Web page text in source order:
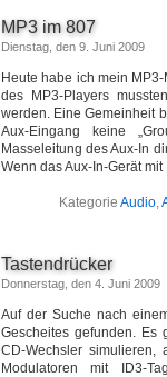
MP3 im 807
Dienstag, den 9. Juni 2009
Heute habe ich mein
des MP3-Players
werden. Eine Gemeinheit
Aux-Eingang keine
Masseleitung des Aux-In
Wenn das Aux-In-Gerät
Kategorie Audio,
Tastendrücker
Donnerstag, den 4. Juni 2009
Auf der Suche nach
Gescheites gefunden. Es
CD-Wechsler
Modulatoren mit ID3-